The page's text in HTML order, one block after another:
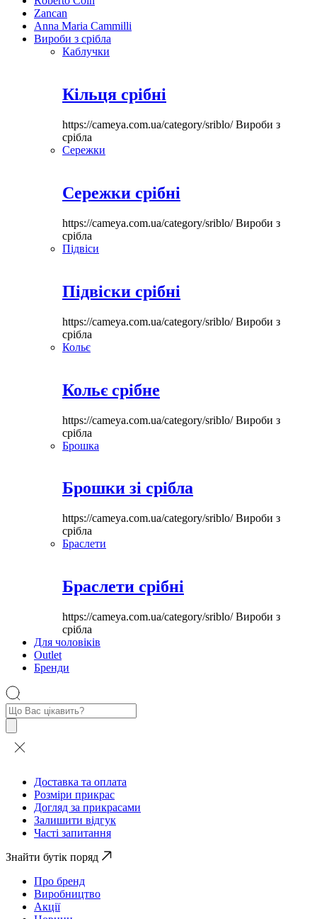
Zancan
Anna Maria Cammilli
Вироби з срібла
Каблучки
Кільця срібні
https://cameya.com.ua/category/sriblo/Вироби з
срібла
Сережки
Сережки срібні
https://cameya.com.ua/category/sriblo/Вироби з
срібла
Підвіси
Підвіски срібні
https://cameya.com.ua/category/sriblo/Вироби з
срібла
Кольє
Кольє срібне
https://cameya.com.ua/category/sriblo/Вироби з
срібла
Брошка
Брошки зі срібла
https://cameya.com.ua/category/sriblo/Вироби з
срібла
Браслети
Браслети срібні
https://cameya.com.ua/category/sriblo/Вироби з
срібла
Для чоловіків
Outlet
Бренди
Пошук
товарів
Доставка та оплата
Розміри прикрас
Догляд за прикрасами
Залишити відгук
Часті запитання
Знайти бутік поряд
Про бренд
Виробництво
Акції